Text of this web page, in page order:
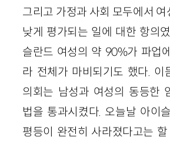
그리고 가정과 사회 모두에서
낮게 평가되는 일에 대한 항의
슬란드 여성의 약 90%가 파업
라 전체가 마비되기도 했다. 이
의회는 남성과 여성의 동등한
법을 통과시켰다. 오늘날 아이
평등이 완전히 사라졌다고는 할